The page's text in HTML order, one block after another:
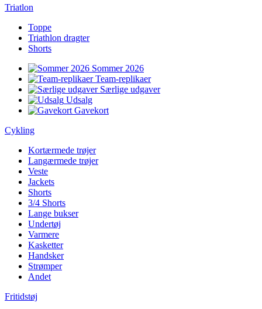
Triatlon
Toppe
Triathlon dragter
Shorts
Sommer 2026
Team-replikaer
Særlige udgaver
Udsalg
Gavekort
Cykling
Kortærmede trøjer
Langærmede trøjer
Veste
Jackets
Shorts
3/4 Shorts
Lange bukser
Undertøj
Varmere
Kasketter
Handsker
Strømper
Andet
Fritidstøj